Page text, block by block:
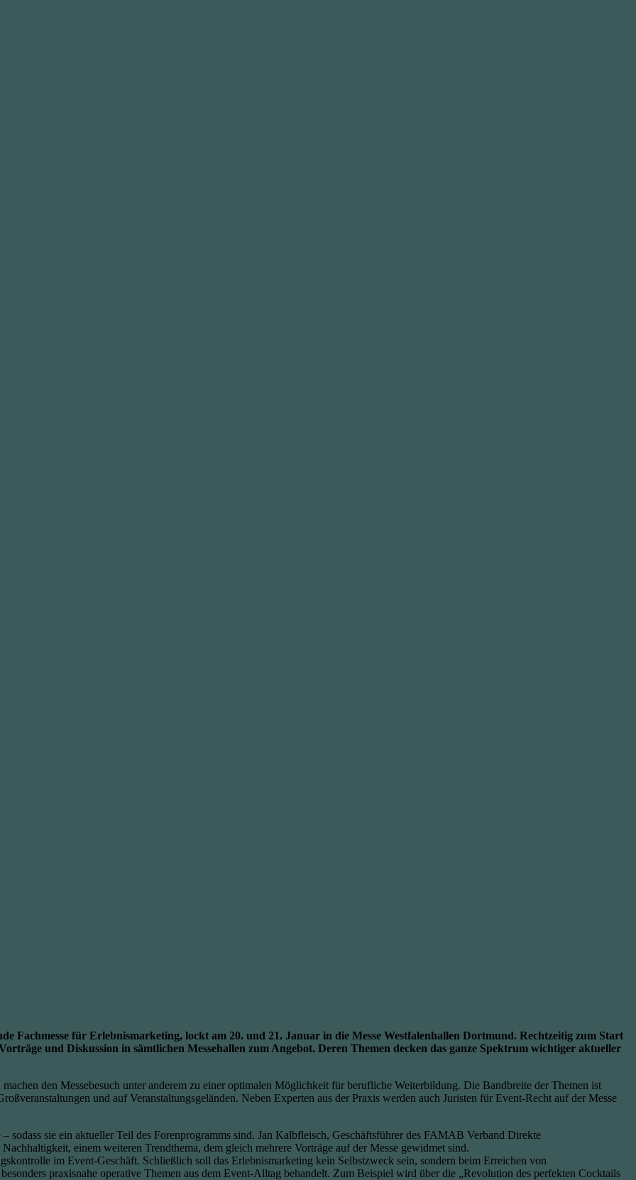
für Erlebnismarketing, lockt am 20. und 21. Januar in die Messe Westfalenhallen Dortmund. Rechtzeitig zum Start
und Diskussion in sämtlichen Messehallen zum Angebot. Deren Themen decken das ganze Spektrum wichtiger aktueller
den Messebesuch unter anderem zu einer optimalen Möglichkeit für berufliche Weiterbildung. Die Bandbreite der Themen ist
und auf Veranstaltungsgeländen. Neben Experten aus der Praxis werden auch Juristen für Event-Recht auf der Messe
sie ein aktueller Teil des Forenprogramms sind. Jan Kalbfleisch, Geschäftsführer des FAMAB Verband Direkte
einem weiteren Trendthema, dem gleich mehrere Vorträge auf der Messe gewidmet sind.
im Event-Geschäft. Schließlich soll das Erlebnismarketing kein Selbstzweck sein, sondern beim Erreichen von
praxisnahe operative Themen aus dem Event-Alltag behandelt. Zum Beispiel wird über die „Revolution des perfekten Cocktails